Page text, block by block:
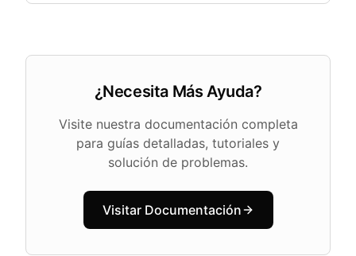
¿Necesita Más Ayuda?
Visite nuestra documentación completa
para guías detalladas, tutoriales y
solución de problemas.
Visitar Documentación